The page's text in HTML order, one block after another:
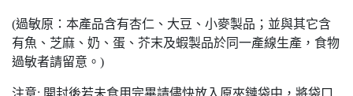
(過敏原：本產品含有杏仁、大豆、小麥製品；並與其它含
有魚、芝麻、奶、蛋、芥末及蝦製品於同一產線生產，食物
過敏者請留意。)
注意: 開封後若未食用完畢請儘快放入原夾鏈袋中，將袋口